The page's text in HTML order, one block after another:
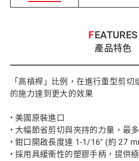
FEATURES
產品特色
「高槓桿」比例，在進行重型剪
的施力達到更大的效果
• 美國原裝進口
• 大幅節省剪切與夾持的力量，最
• 鉗口開啟長度達 1-1/16" (約 27
• 採用具緩衝性的塑膠手柄，提供